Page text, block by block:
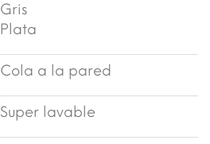
Gris
Plata
Cola a la pared
Super lavable